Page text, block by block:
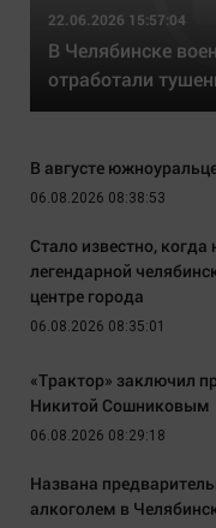
22.06.2026 15:57:04
В Челябинске
отработали
В августе
06.08.2026 08:38:53
Стало известно,
легендарной
центре города
06.08.2026 08:35:01
«Трактор» заключил
Никитой Сошниковым
06.08.2026 08:29:18
Названа
алкоголем в